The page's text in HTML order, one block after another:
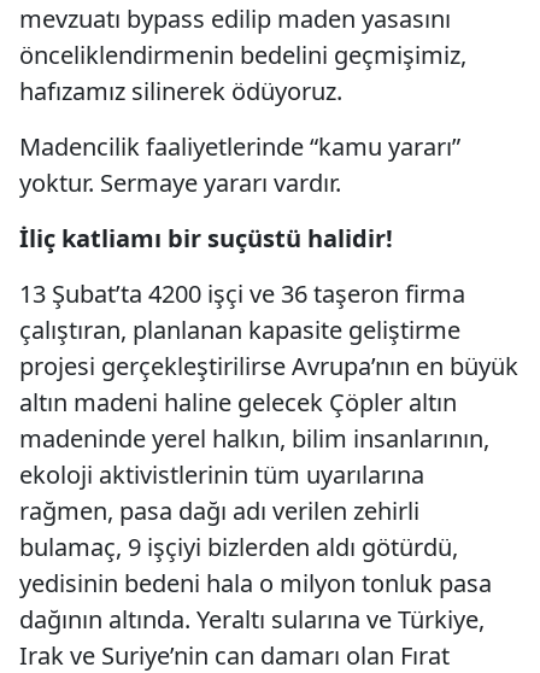
mevzuatı bypass edilip maden yasasını
önceliklendirmenin bedelini geçmişimiz,
hafızamız silinerek ödüyoruz.
Madencilik faaliyetlerinde “kamu yararı”
yoktur. Sermaye yararı vardır.
İliç katliamı bir suçüstü halidir!
13 Şubat’ta 4200 işçi ve 36 taşeron firma
çalıştıran, planlanan kapasite geliştirme
projesi gerçekleştirilirse Avrupa’nın en büyük
altın madeni haline gelecek Çöpler altın
madeninde yerel halkın, bilim insanlarının,
ekoloji aktivistlerinin tüm uyarılarına
rağmen, pasa dağı adı verilen zehirli
bulamaç, 9 işçiyi bizlerden aldı götürdü,
yedisinin bedeni hala o milyon tonluk pasa
dağının altında. Yeraltı sularına ve Türkiye,
Irak ve Suriye’nin can damarı olan Fırat